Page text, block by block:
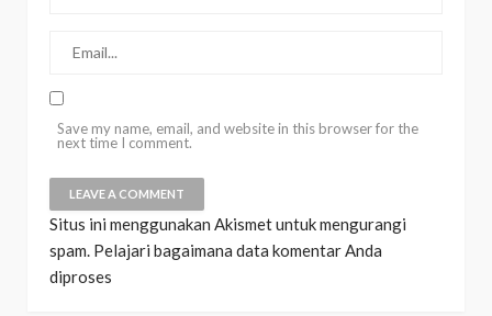
Save my name, email, and website in this browser for the
next time I comment.
Situs ini menggunakan Akismet untuk mengurangi
spam. Pelajari bagaimana data komentar Anda
diproses